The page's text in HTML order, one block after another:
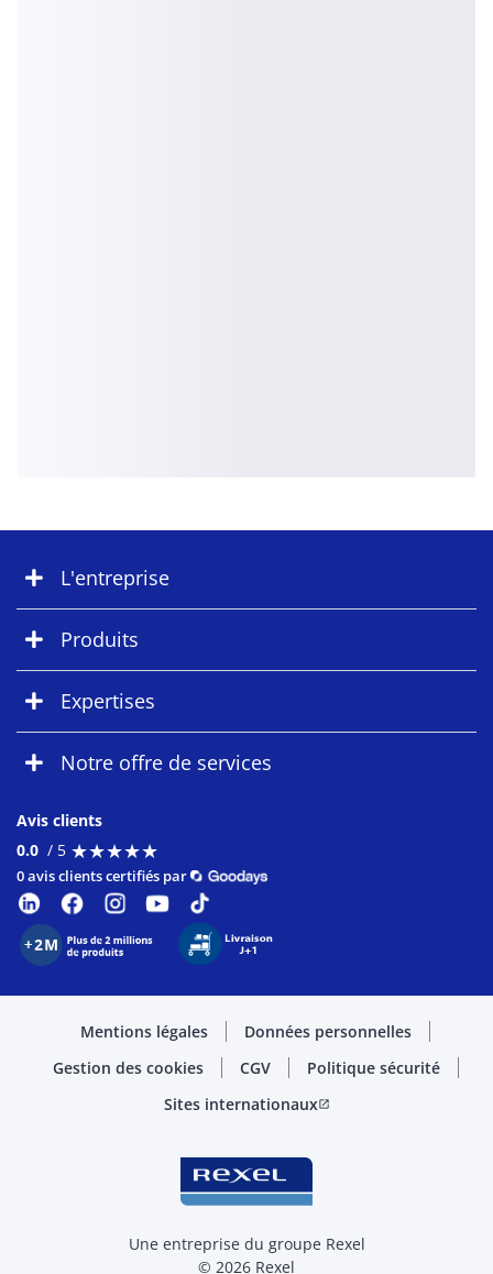
L'entreprise
Produits
Expertises
Notre offre de services
Avis clients
0.0 / 5 ★★★★★
★★★★★
0 avis clients certifiés par
Mentions légales
Données personnelles
Gestion des cookies
CGV
Politique sécurité
Sites internationauxopen_in_new
Une entreprise du groupe Rexel
© 2026 Rexel